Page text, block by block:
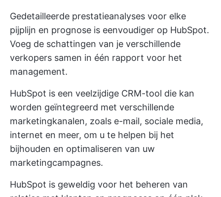
Gedetailleerde prestatieanalyses voor elke
pijplijn en prognose is eenvoudiger op HubSpot.
Voeg de schattingen van je verschillende
verkopers samen in één rapport voor het
management.
HubSpot is een veelzijdige CRM-tool die kan
worden geïntegreerd met verschillende
marketingkanalen, zoals e-mail, sociale media,
internet en meer, om u te helpen bij het
bijhouden en optimaliseren van uw
marketingcampagnes.
HubSpot is geweldig voor het beheren van